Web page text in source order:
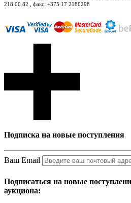
218 00 82 , факс: +375 17 2180298
Подписка на новые поступления
Ваш Email
Подписаться на новые
аукциона: